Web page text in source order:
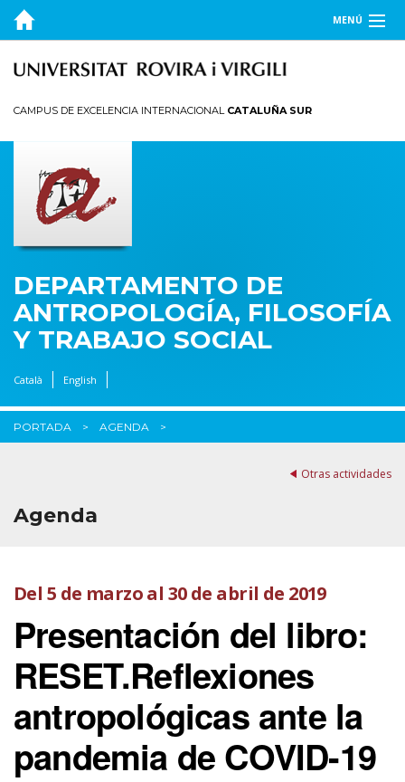
MENÚ
EL DEPARTAMENTO
INVESTIGACIÓN
PUBLICACIONES
TRANSFERENCIA
CAMPUS DE EXCELENCIA INTERNACIONAL CATALUÑA SUR
DEPARTAMENTO DE
ANTROPOLOGÍA, FILOSOFÍA
Y TRABAJO SOCIAL
Català English
PORTADA AGENDA
Otras actividades
Agenda
Del 5 de marzo al 30 de abril de 2019
Presentación del libro:
RESET.Reflexiones
antropológicas ante la
pandemia de COVID-19